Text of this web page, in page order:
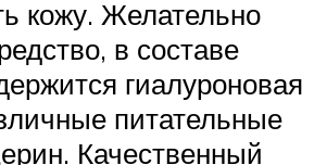
кожу. Желательно
в составе
гиалуроновая
питательные
Качественный